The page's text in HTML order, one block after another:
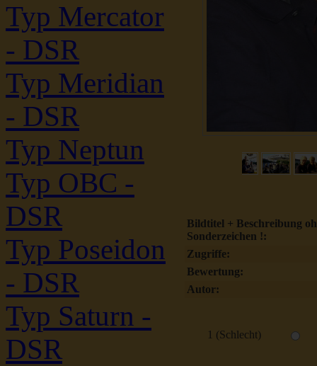
Typ Mercator
- DSR
Typ Meridian
- DSR
Typ Neptun
Typ OBC -
DSR
Typ Poseidon
- DSR
Typ Saturn -
DSR
Bildtitel + Beschreibung
Sonderzeichen !:
Zugriffe:
Bewertung:
Autor:
1 (Schlecht)